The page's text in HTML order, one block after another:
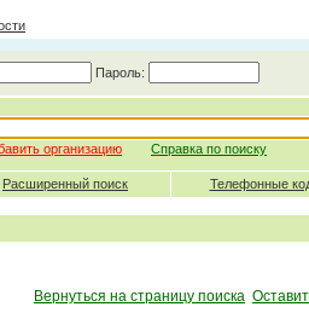
Пароль:
организацию Справка по поиску
Расширенный поиск Телефонные
Вернуться на страницу поиска